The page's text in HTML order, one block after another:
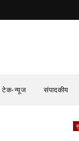
टेक-न्यूज संपादकीय